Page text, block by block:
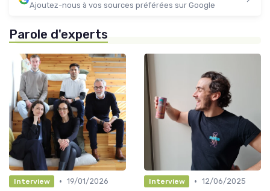
Ajoutez-nous à vos sources préférées sur Google
Parole d'experts
Interview • 19/01/2026
Interview • 12/06/2025